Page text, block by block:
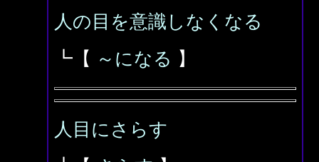
人の目を意識しなくなる
┗【 ～になる 】
人目にさらす